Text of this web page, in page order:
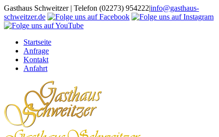
Zum
Inhalt
springen
Gasthaus Schweitzer | Telefon (02273) 954222|info@gasthaus-
schweitzer.de
Startseite
Anfrage
Kontakt
Anfahrt